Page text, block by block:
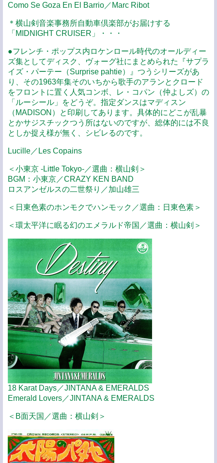
Como Se Goza En El Barrio／Marc Ribot
＊横山剣音楽事務所自動車倶楽部がお届けする
「MIDNIGHT CRUISER」・・・
●フレンチ・ポップス内ロケンロール時代のオールディー
ズ集としてディスク、ヴォーグ社にまとめられた『サプラ
イズ・パーテー（Surprise pahtie）』つうシリーズがあ
り、その1963年集そのいちから歌手のアランとクロード
をフロントに置く人気コンボ、レ・コパン（仲よしズ）の
「ルーシール」をどうぞ。指定ダンスはマディスン
（MADISON）と印刷してあります。具体的にどこが乱暴
とかサジスチックつう所はないのですが、総体的には不良
としか捉え様が無く、シビレるのです。
Lucille／Les Copains
＜小東京 -Little Tokyo-／選曲：横山剣＞
BGM：小東京／CRAZY KEN BAND
ロスアンゼルスの二世祭り／加山雄三
＜日東色素のホンモクでハンモック／選曲：日東色素＞
＜環太平洋に眠る幻のエメラルド帝国／選曲：横山剣＞
18 Karat Days／JINTANA & EMERALDS
Emerald Lovers／JINTANA & EMERALDS
＜B面天国／選曲：横山剣＞